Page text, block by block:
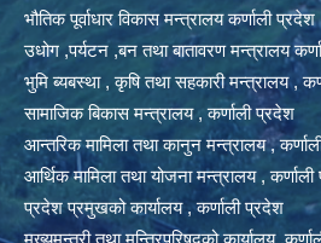
भौतिक पूर्वाधार विकास मन्त्रालय कर्णाली प्रदेश
उधोग ,पर्यटन ,बन तथा बातावरण मन्त्रालय
भुमि ब्यबस्था , कृषि तथा सहकारी मन्त्रालय ,
सामाजिक बिकास मन्त्रालय , कर्णाली प्रदेश
आन्तरिक मामिला तथा कानुन मन्त्रालय ,
आर्थिक मामिला तथा योजना मन्त्रालय ,
प्रदेश प्रमुखको कार्यालय , कर्णाली प्रदेश